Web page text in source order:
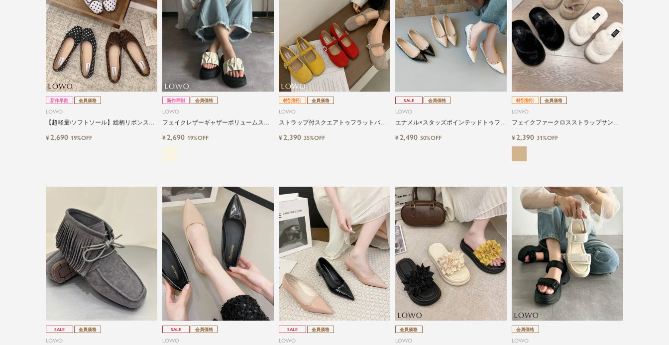
新作早割 会員価格
LOWO
【超軽量/ソフトソール】総柄リボンスク
間歩いても疲れにくい
¥2,690 19%OFF
新作早割 会員価格
LOWO
フェイクレザーギャザーボリュームスト
¥2,690 19%OFF
特別割引 会員価格
LOWO
ストラップ付スクエアトゥフラットパン
¥2,390 35%OFF
SALE 会員価格
LOWO
エナメル×スタッズポインテッドトゥフラ
¥2,490 50%OFF
特別割引 会員価格
LOWO
フェイクファークロスストラップサンダ
¥2,390 31%OFF
SALE 会員価格
LOWO
SALE 会員価格
LOWO
SALE 会員価格
LOWO
会員価格
LOWO
会員価格
LOWO